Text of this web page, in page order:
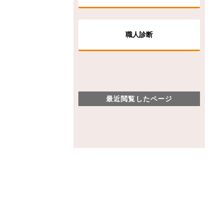
職人診断
最近閲覧したページ